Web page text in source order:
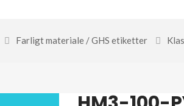
Farligt materiale / GHS etiketter